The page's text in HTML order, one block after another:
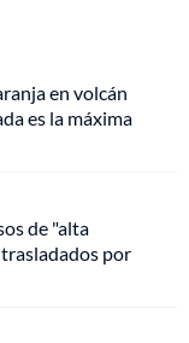
en volcán
es la máxima
de "alta
por